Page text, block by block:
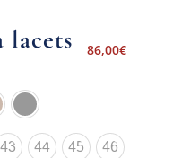
lacets 86,00€
43 44 45 46